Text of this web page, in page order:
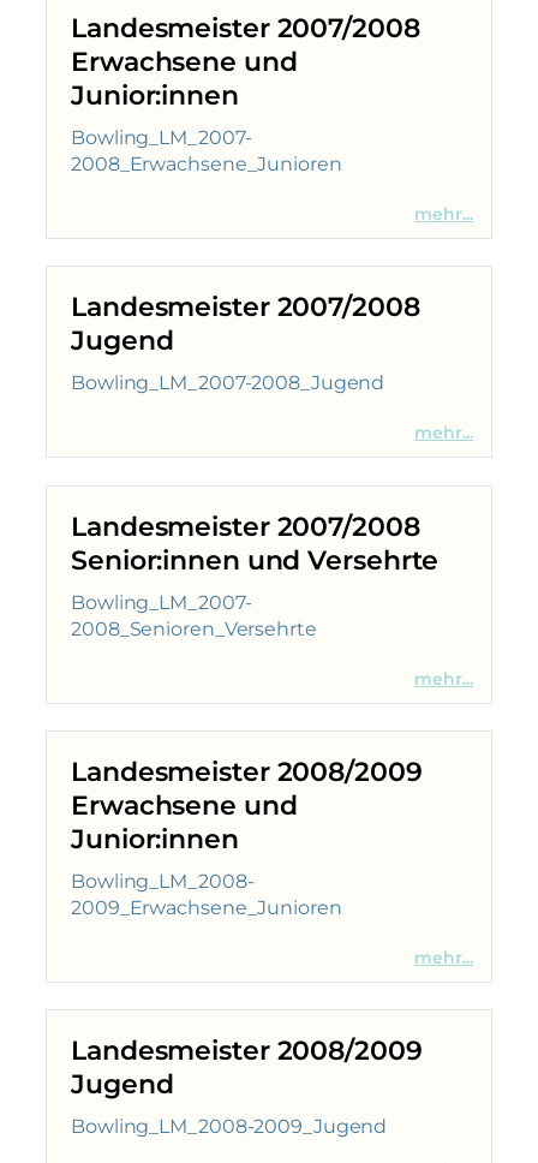
Landesmeister 2007/2008
Erwachsene und
Junior:innen
Bowling_LM_2007-
2008_Erwachsene_Junioren
mehr...
Landesmeister 2007/2008
Jugend
Bowling_LM_2007-2008_Jugend
mehr...
Landesmeister 2007/2008
Senior:innen und Versehrte
Bowling_LM_2007-
2008_Senioren_Versehrte
mehr...
Landesmeister 2008/2009
Erwachsene und
Junior:innen
Bowling_LM_2008-
2009_Erwachsene_Junioren
mehr...
Landesmeister 2008/2009
Jugend
Bowling_LM_2008-2009_Jugend